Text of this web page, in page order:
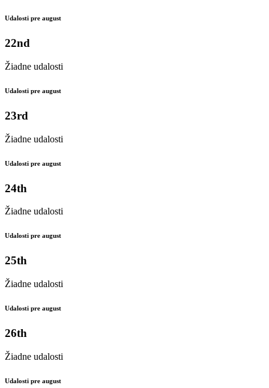
Udalosti pre august
22nd
Žiadne udalosti
Udalosti pre august
23rd
Žiadne udalosti
Udalosti pre august
24th
Žiadne udalosti
Udalosti pre august
25th
Žiadne udalosti
Udalosti pre august
26th
Žiadne udalosti
Udalosti pre august